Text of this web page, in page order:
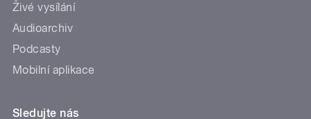
Živé vysílání
Audioarchiv
Podcasty
Mobilní aplikace
Sledujte nás